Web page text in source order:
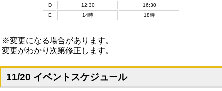
D
12:30
16:30
E
14時 18時
※変更になる場合があります。
変更がわかり次第修正します。
11/20 イベントスケジュール